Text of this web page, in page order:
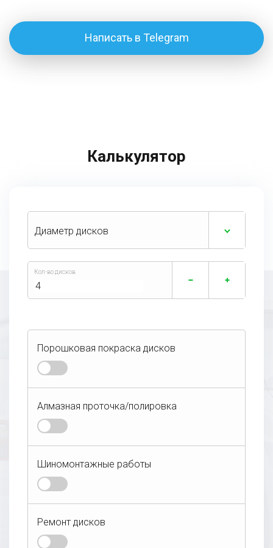
Написать в Telegram
Калькулятор
Диаметр дисков
Кол-во дисков
Порошковая покраска дисков
Дополнительные услуги:
Покраска в два цвета
Алмазная проточка/полировка
Алмазная проточка лицевой части
диска
Шиномонтажные работы
Легковой Внедорожник
Ремонт дисков